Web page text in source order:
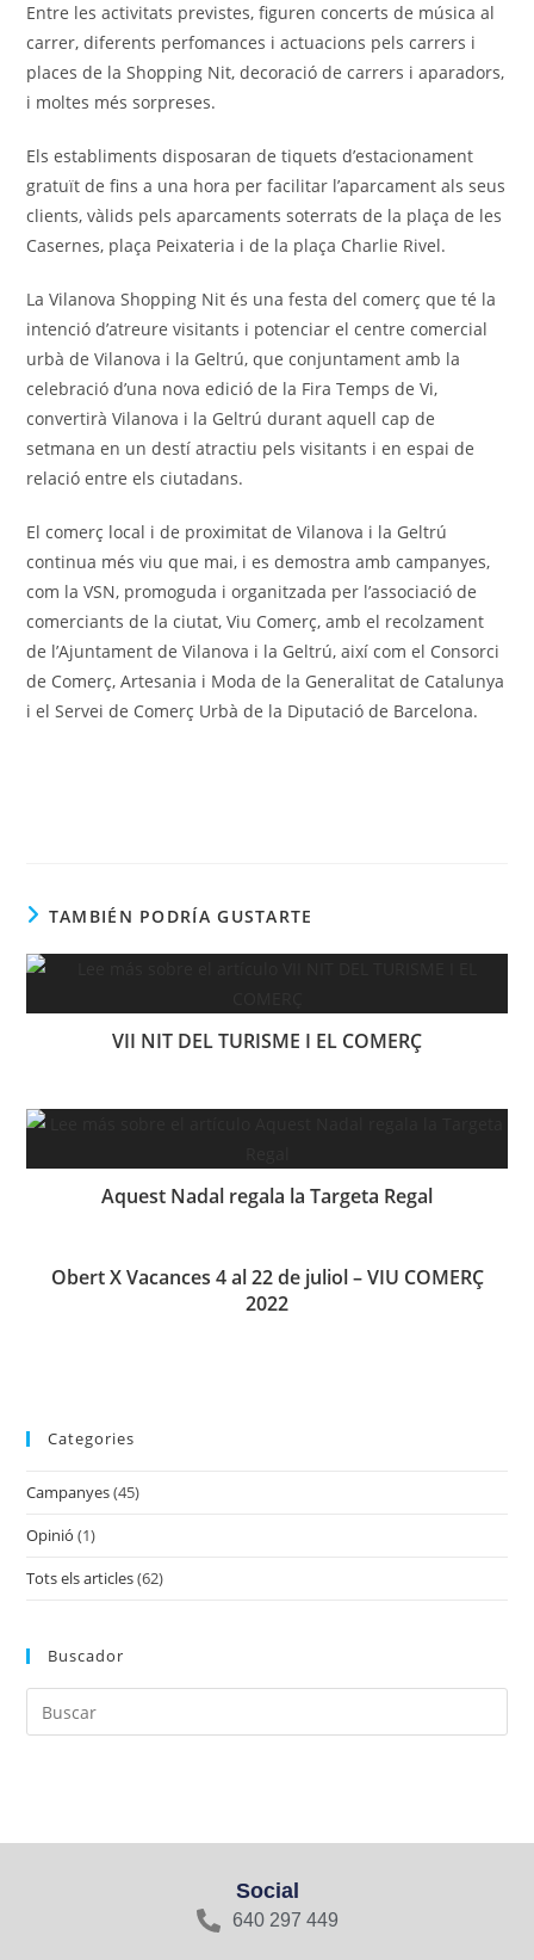
Entre les activitats previstes, figuren concerts de música al
carrer, diferents perfomances i actuacions pels carrers i
places de la Shopping Nit, decoració de carrers i aparadors,
i moltes més sorpreses.
Els establiments disposaran de tiquets d’estacionament
gratuït de fins a una hora per facilitar l’aparcament als seus
clients, vàlids pels aparcaments soterrats de la plaça de les
Casernes, plaça Peixateria i de la plaça Charlie Rivel.
La Vilanova Shopping Nit és una festa del comerç que té la
intenció d’atreure visitants i potenciar el centre comercial
urbà de Vilanova i la Geltrú, que conjuntament amb la
celebració d’una nova edició de la Fira Temps de Vi,
convertirà Vilanova i la Geltrú durant aquell cap de
setmana en un destí atractiu pels visitants i en espai de
relació entre els ciutadans.
El comerç local i de proximitat de Vilanova i la Geltrú
continua més viu que mai, i es demostra amb campanyes,
com la VSN, promoguda i organitzada per l’associació de
comerciants de la ciutat, Viu Comerç, amb el recolzament
de l’Ajuntament de Vilanova i la Geltrú, així com el Consorci
de Comerç, Artesania i Moda de la Generalitat de Catalunya
i el Servei de Comerç Urbà de la Diputació de Barcelona.
TAMBIÉN PODRÍA GUSTARTE
VII NIT DEL TURISME I EL COMERÇ
Aquest Nadal regala la Targeta Regal
Obert X Vacances 4 al 22 de juliol – VIU COMERÇ
2022
Categories
Campanyes(45)
Opinió (1)
Tots els articles(62)
Buscador
Social
640 297 449